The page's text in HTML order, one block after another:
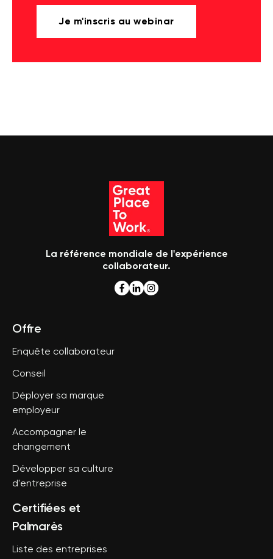
Je m'inscris au webinar
La référence mondiale de l'expérience
collaborateur.
Offre
Enquête collaborateur
Conseil
Déployer sa marque
employeur
Accompagner le
changement
Développer sa culture
d'entreprise
Certifiées et
Palmarès
Liste des entreprises